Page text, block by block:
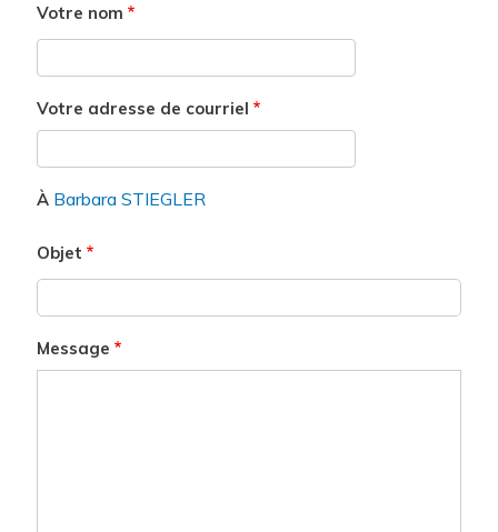
Votre nom
Votre adresse de courriel
À Barbara STIEGLER
Objet
Message